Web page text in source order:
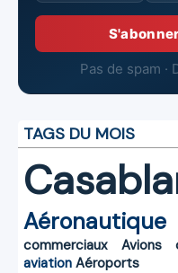
Pas de spam
TAGS DU MOIS
Aéronautique
commerciaux
Avions
aviation Aéroports